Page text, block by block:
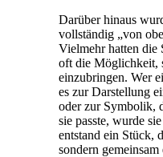
Darüber hinaus
vollständig „von
Vielmehr hatten die
oft die Möglichkeit,
einzubringen. Wer
es zur Darstellung
oder zur Symbolik,
sie passte, wurde
entstand ein Stück,
sondern